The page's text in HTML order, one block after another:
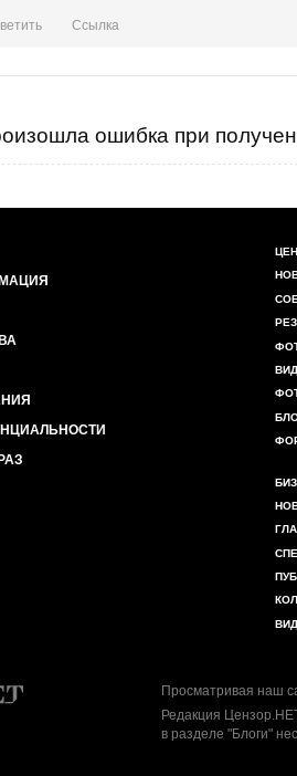
Ссылка
ошибка при
Просматривая наш
Редакция
в разделе "Блоги"